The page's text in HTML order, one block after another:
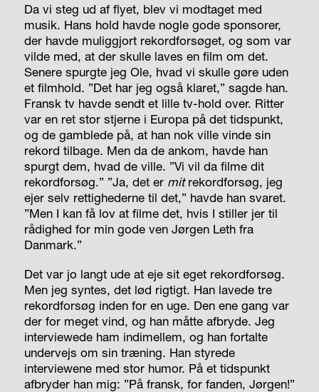
Da vi steg ud af flyet, blev vi modtaget med
musik. Hans hold havde nogle gode sponsorer,
der havde muliggjort rekordforsøget, og som var
vilde med, at der skulle laves en film om det.
Senere spurgte jeg Ole, hvad vi skulle gøre uden
et filmhold. ”Det har jeg også klaret,” sagde han.
Fransk tv havde sendt et lille tv-hold over. Ritter
var en ret stor stjerne i Europa på det tidspunkt,
og de gamblede på, at han nok ville vinde sin
rekord tilbage. Men da de ankom, havde han
spurgt dem, hvad de ville. ”Vi vil da filme dit
rekordforsøg.” ”Ja, det er mitrekordforsøg, jeg
ejer selv rettighederne til det,” havde han svaret.
”Men I kan få lov at filme det, hvis I stiller jer til
rådighed for min gode ven Jørgen Leth fra
Danmark.”
Det var jo langt ude at eje sit eget rekordforsøg.
Men jeg syntes, det lød rigtigt. Han lavede tre
rekordforsøg inden for en uge. Den ene gang var
der for meget vind, og han måtte afbryde. Jeg
interviewede ham indimellem, og han fortalte
undervejs om sin træning. Han styrede
interviewene med stor humor. På et tidspunkt
afbryder han mig: ”På fransk, for fanden, Jørgen!”